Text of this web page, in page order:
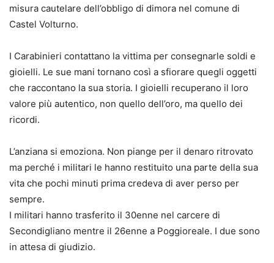
misura cautelare dell’obbligo di dimora nel comune di
Castel Volturno.
I Carabinieri contattano la vittima per consegnarle soldi e
gioielli. Le sue mani tornano così a sfiorare quegli oggetti
che raccontano la sua storia. I gioielli recuperano il loro
valore più autentico, non quello dell’oro, ma quello dei
ricordi.
L’anziana si emoziona. Non piange per il denaro ritrovato
ma perché i militari le hanno restituito una parte della sua
vita che pochi minuti prima credeva di aver perso per
sempre.
I militari hanno trasferito il 30enne nel carcere di
Secondigliano mentre il 26enne a Poggioreale. I due sono
in attesa di giudizio.